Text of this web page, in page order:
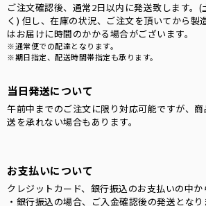
ご注文確認後、通常2日以内に発送致します。
く) 但し、在庫の状況、ご注文を頂いてから製
はお届けに時間のかかる場合がございます。
※通常便での配達となります。
※期日指定、配送時間帯指定も承ります。
当日発送について
午前中までのご注文に限り対応可能ですが、
送を承れない場合もあります。
お支払いについて
クレジットカード、銀行振込のお支払いの中か
・銀行振込の場合、ご入金確認後の発送となり